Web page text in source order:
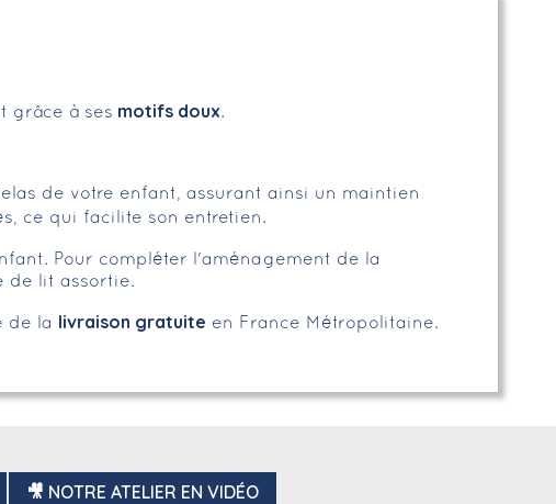
grâce à ses motifs doux.
de votre enfant, assurant ainsi un maintien
ce qui facilite son entretien.
Pour compléter l'aménagement de la
de lit assortie.
de la livraison gratuite en France Métropolitaine.
🎥 NOTRE ATELIER EN VIDÉO